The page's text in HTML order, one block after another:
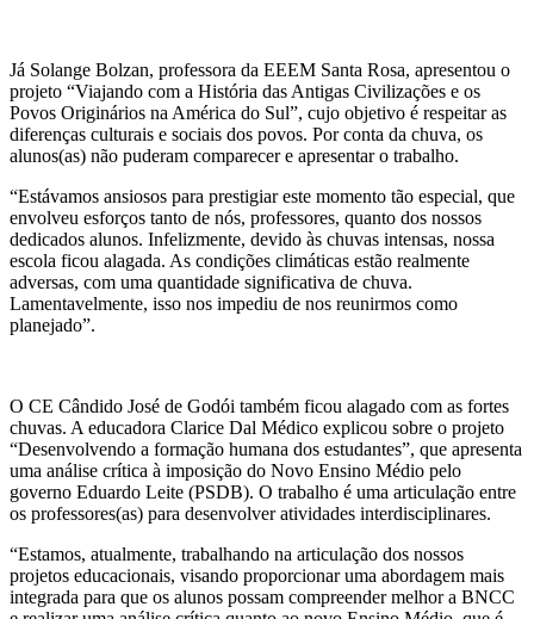
Já Solange Bolzan, professora da EEEM Santa Rosa, apresentou o
projeto “Viajando com a História das Antigas Civilizações e os
Povos Originários na América do Sul”, cujo objetivo é respeitar as
diferenças culturais e sociais dos povos. Por conta da chuva, os
alunos(as) não puderam comparecer e apresentar o trabalho.
“Estávamos ansiosos para prestigiar este momento tão especial, que
envolveu esforços tanto de nós, professores, quanto dos nossos
dedicados alunos. Infelizmente, devido às chuvas intensas, nossa
escola ficou alagada. As condições climáticas estão realmente
adversas, com uma quantidade significativa de chuva.
Lamentavelmente, isso nos impediu de nos reunirmos como
planejado”.
O CE Cândido José de Godói também ficou alagado com as fortes
chuvas. A educadora Clarice Dal Médico explicou sobre o projeto
“Desenvolvendo a formação humana dos estudantes”, que apresenta
uma análise crítica à imposição do Novo Ensino Médio pelo
governo Eduardo Leite (PSDB). O trabalho é uma articulação entre
os professores(as) para desenvolver atividades interdisciplinares.
“Estamos, atualmente, trabalhando na articulação dos nossos
projetos educacionais, visando proporcionar uma abordagem mais
integrada para que os alunos possam compreender melhor a BNCC